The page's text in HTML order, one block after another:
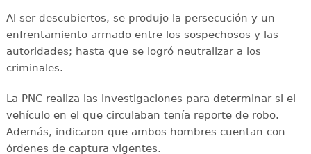
Al ser descubiertos, se produjo la persecución y un
enfrentamiento armado entre los sospechosos y las
autoridades; hasta que se logró neutralizar a los
criminales.
La PNC realiza las investigaciones para determinar si el
vehículo en el que circulaban tenía reporte de robo.
Además, indicaron que ambos hombres cuentan con
órdenes de captura vigentes.